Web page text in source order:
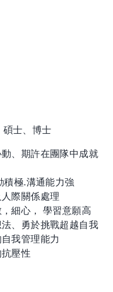
碩士、博士
、期許在團隊中成就
積極.溝通能力強
際關係處理
細心， 學習意願高
、勇於挑戰超越自我
我管理能力
壓性